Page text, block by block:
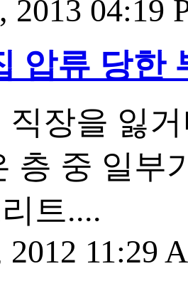
2013 04:19
압류 당한
직장을 잃
층 중 일부
트....
2012 11:29